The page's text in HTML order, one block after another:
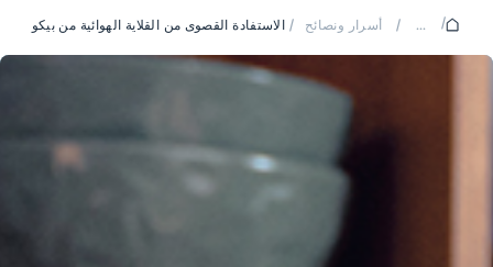
/
...
/ أسرار ونصائح / الاستفادة القصوى من القلاية الهوائية من بيكو